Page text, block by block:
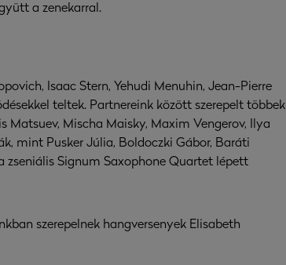
a zenekarral.
Isaac Stern, Yehudi Menuhin, Jean-Pierre
teltek. Partnereink között szerepelt többek
Matsuev, Mischa Maisky, Maxim Vengerov, Ilya
mint Pusker Júlia, Boldoczki Gábor, Baráti
zseniális Signum Saxophone Quartet lépett
szerepelnek hangversenyek Elisabeth